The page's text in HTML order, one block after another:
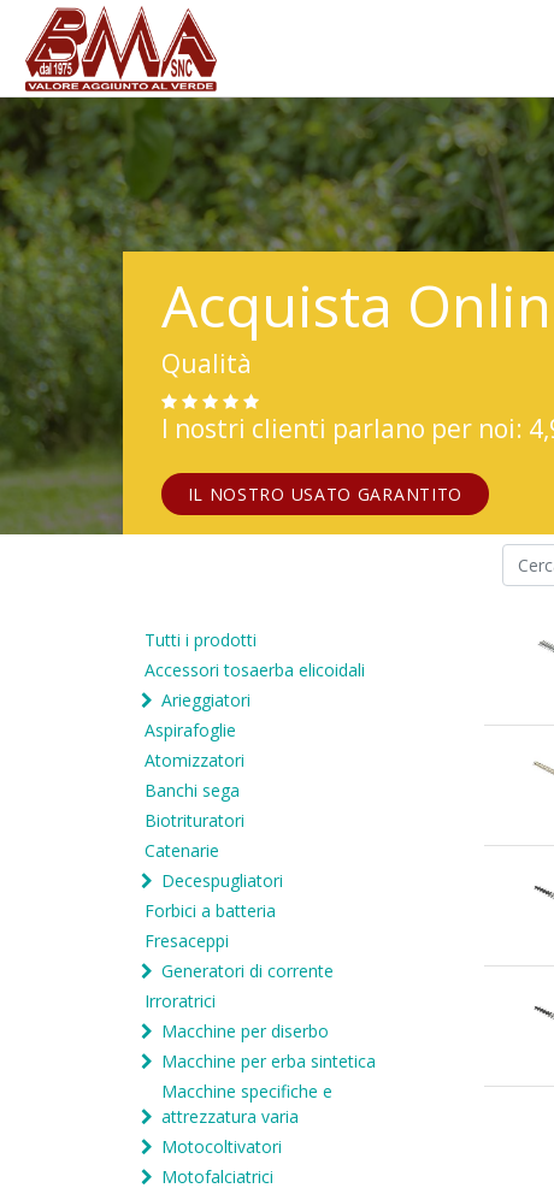
Acquista
Qualità
I nostri clienti parlano per noi:
IL NOSTRO USATO GARANTITO
Tutti i prodotti
Accessori tosaerba elicoidali
Arieggiatori
Aspirafoglie
Atomizzatori
Banchi sega
Biotrituratori
Catenarie
Decespugliatori
Forbici a batteria
Fresaceppi
Generatori di corrente
Irroratrici
Macchine per diserbo
Macchine per erba sintetica
Macchine specifiche e
attrezzatura varia
Motocoltivatori
Motofalciatrici